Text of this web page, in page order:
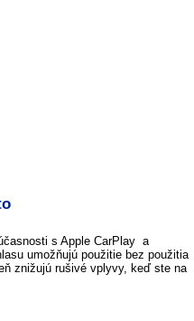
s Apple CarPlay a
umožňujú použitie bez použitia
znižujú rušivé vplyvy, keď ste na